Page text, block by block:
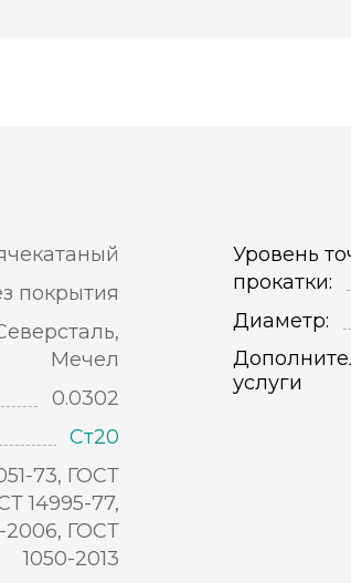
покрытия
Мечел
0.0302
Ст20
73, ГОСТ
14995-77,
2006, ГОСТ
1050-2013
Уровень
прокатки:
Диаметр:
услуги